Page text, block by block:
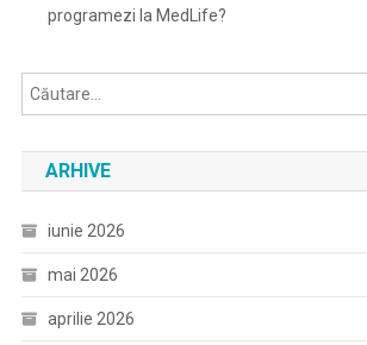
programezi la MedLife?
ARHIVE
iunie 2026
mai 2026
aprilie 2026